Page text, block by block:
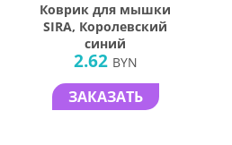
Коврик для мышки
SIRA, Королевский
синий
2.62 BYN
ЗАКАЗАТЬ